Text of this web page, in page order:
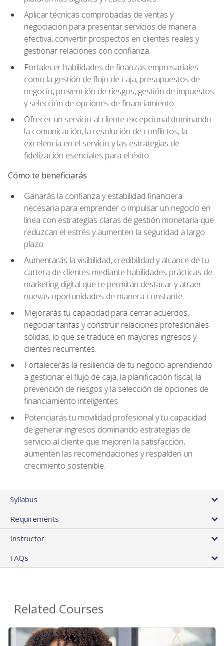
Aplicar técnicas comprobadas de ventas y
negociación para presentar servicios de manera
efectiva, convertir prospectos en clientes reales y
gestionar relaciones con confianza.
Fortalecer habilidades de finanzas empresariales
como la gestión de flujo de caja, presupuestos de
negocio, prevención de riesgos, gestión de impuestos
y selección de opciones de financiamiento.
Ofrecer un servicio al cliente excepcional dominando
la comunicación, la resolución de conflictos, la
excelencia en el servicio y las estrategias de
fidelización esenciales para el éxito.
Cómo te beneficiarás
Ganarás la confianza y estabilidad financiera
necesaria para emprender o impulsar un negocio en
línea con estrategias claras de gestión monetaria que
reduzcan el estrés y aumenten la seguridad a largo
plazo.
Aumentarás la visibilidad, credibilidad y alcance de tu
cartera de clientes mediante habilidades prácticas de
marketing digital que te permitan destacar y atraer
nuevas oportunidades de manera constante.
Mejorarás tu capacidad para cerrar acuerdos,
negociar tarifas y construir relaciones profesionales
sólidas, lo que se traduce en mayores ingresos y
clientes recurrentes.
Fortalecerás la resiliencia de tu negocio aprendiendo
a gestionar el flujo de caja, la planificación fiscal, la
prevención de riesgos y la selección de opciones de
financiamiento inteligentes.
Potenciarás tu movilidad profesional y tu capacidad
de generar ingresos dominando estrategias de
servicio al cliente que mejoren la satisfacción,
aumenten las recomendaciones y respalden un
crecimiento sostenible.
Syllabus
Requirements
Instructor
FAQs
Related Courses